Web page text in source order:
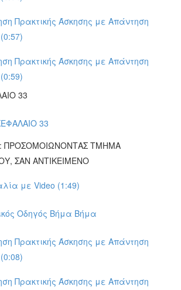
Πρακτικής Άσκησης με Απάντηση
Πρακτικής Άσκησης με Απάντηση
33
33
ΠΡΟΣΟΜΟΙΩΝΟΝΤΑΣ ΤΜΗΜΑ
ΣΑΝ ΑΝΤΙΚΕΙΜΕΝΟ
με Video (1:49)
Οδηγός Βήμα Βήμα
Πρακτικής Άσκησης με Απάντηση
Πρακτικής Άσκησης με Απάντηση